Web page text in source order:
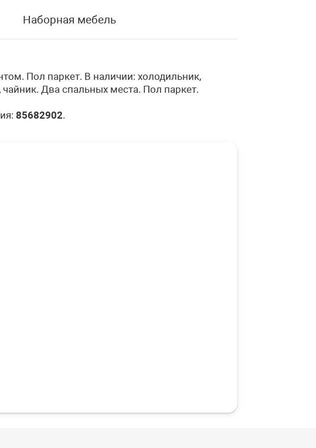
Наборная мебель
Пол паркет. В наличии: холодильник,
Два спальных места. Пол паркет.
85682902.